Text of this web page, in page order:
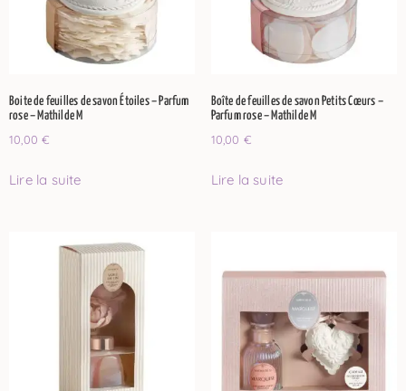
Boite de feuilles de savon Étoiles – Parfum
rose – Mathilde M
10,00€
Lire la suite
Boîte de feuilles de savon Petits Cœurs –
Parfum rose – Mathilde M
10,00 €
Lire la suite